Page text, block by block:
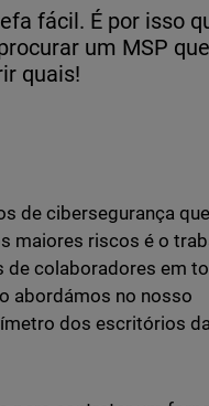
fácil. É por isso
um MSP
quais!
de cibersegurança
maiores riscos é o
de colaboradores em
abordámos no nosso
dos escritórios